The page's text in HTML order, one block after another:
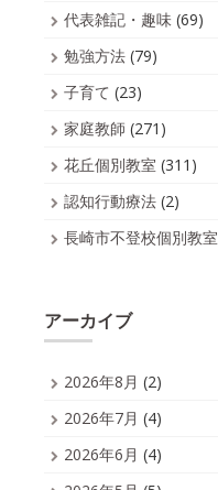
代表雑記・趣味 (69)
勉強方法 (79)
子育て (23)
家庭教師 (271)
花丘個別教室 (311)
認知行動療法 (2)
長崎市不登校個別教室
アーカイブ
2026年8月 (2)
2026年7月 (4)
2026年6月 (4)